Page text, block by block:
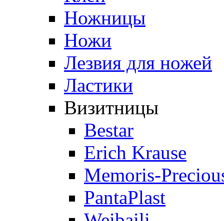
Ножницы
Ножи
Лезвия для ножей
Ластики
Визитницы
Bestar
Erich Krause
Memoris-
PantaPlast